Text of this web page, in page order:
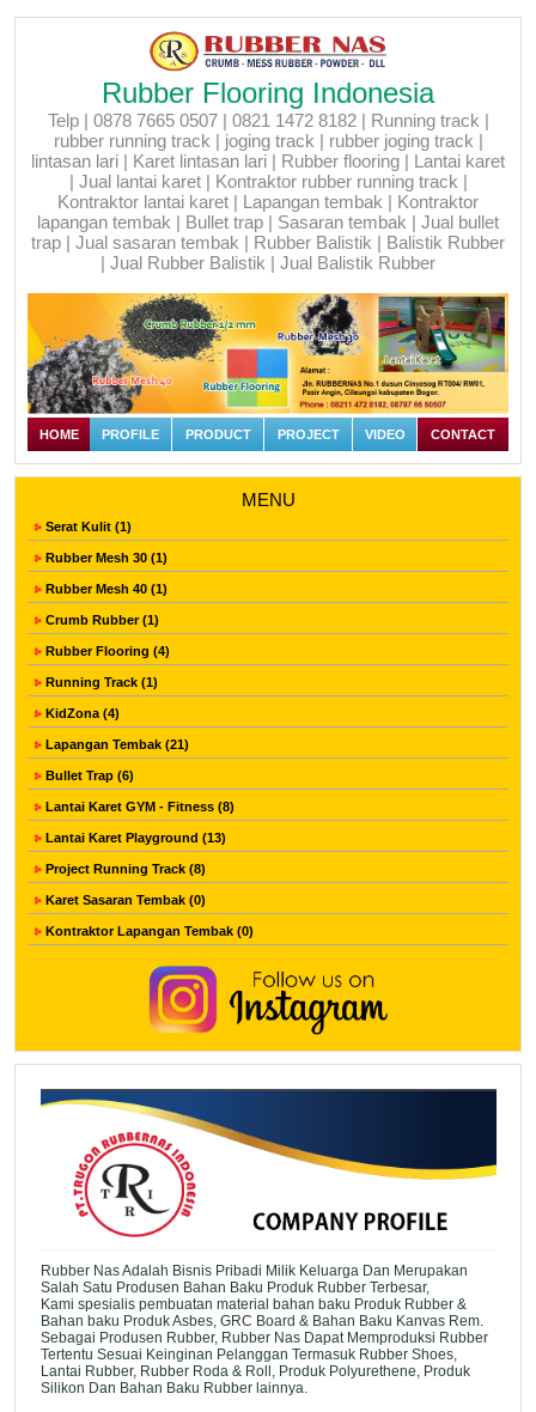
Rubber Flooring Indonesia
Telp | 0878 7665 0507 | 0821 1472 8182 | Running track |
rubber running track | joging track | rubber joging track |
lintasan lari | Karet lintasan lari | Rubber flooring | Lantai karet
| Jual lantai karet | Kontraktor rubber running track |
Kontraktor lantai karet | Lapangan tembak | Kontraktor
lapangan tembak | Bullet trap | Sasaran tembak | Jual bullet
trap | Jual sasaran tembak | Rubber Balistik | Balistik Rubber
| Jual Rubber Balistik | Jual Balistik Rubber
HOME PROFILE PRODUCT PROJECT VIDEO CONTACT
MENU
Serat Kulit (1)
Rubber Mesh 30 (1)
Rubber Mesh 40 (1)
Crumb Rubber (1)
Rubber Flooring (4)
Running Track (1)
KidZona (4)
Lapangan Tembak (21)
Bullet Trap (6)
Lantai Karet GYM - Fitness (8)
Lantai Karet Playground (13)
Project Running Track (8)
Karet Sasaran Tembak (0)
Kontraktor Lapangan Tembak (0)
Rubber Nas Adalah Bisnis Pribadi Milik Keluarga Dan Merupakan
Salah Satu Produsen Bahan Baku Produk Rubber Terbesar,
Kami spesialis pembuatan material bahan baku Produk Rubber &
Bahan baku Produk Asbes, GRC Board & Bahan Baku Kanvas Rem.
Sebagai Produsen Rubber, Rubber Nas Dapat Memproduksi Rubber
Tertentu Sesuai Keinginan Pelanggan Termasuk Rubber Shoes,
Lantai Rubber, Rubber Roda & Roll, Produk Polyurethene, Produk
Silikon Dan Bahan Baku Rubber lainnya.